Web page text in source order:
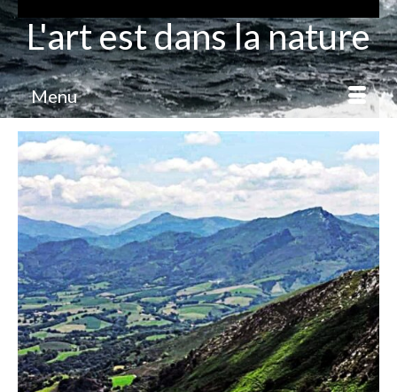
L'art est dans la nature
Menu